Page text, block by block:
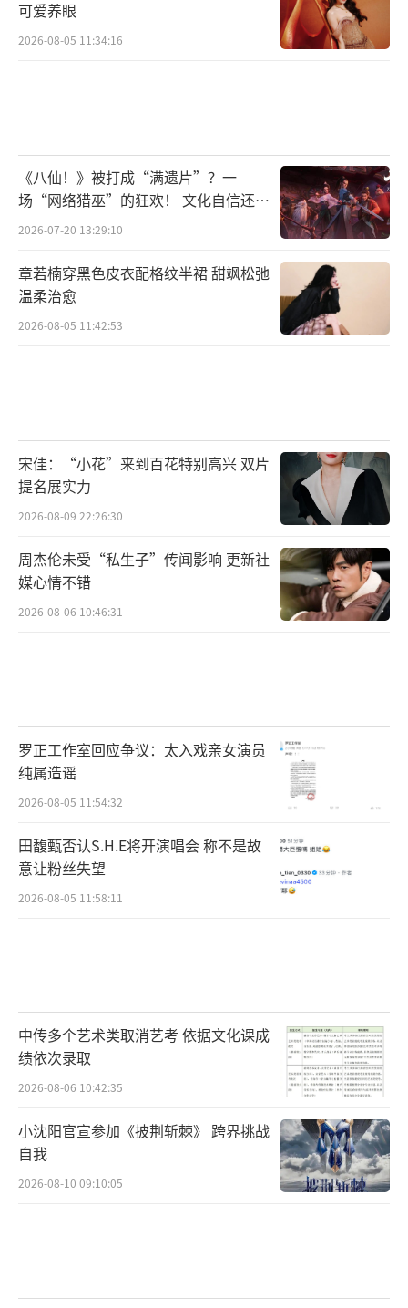
可爱养眼
2026-08-05 11:34:16
《八仙！》被打成“满遗片”？一
场“网络猎巫”的狂欢！ 文化自信还是
焦虑？
2026-07-20 13:29:10
章若楠穿黑色皮衣配格纹半裙 甜飒松弛
温柔治愈
2026-08-05 11:42:53
宋佳：“小花”来到百花特别高兴 双片
提名展实力
2026-08-09 22:26:30
周杰伦未受“私生子”传闻影响 更新社
媒心情不错
2026-08-06 10:46:31
罗正工作室回应争议：太入戏亲女演员
纯属造谣
2026-08-05 11:54:32
田馥甄否认S.H.E将开演唱会 称不是故
意让粉丝失望
2026-08-05 11:58:11
中传多个艺术类取消艺考 依据文化课成
绩依次录取
2026-08-06 10:42:35
小沈阳官宣参加《披荆斩棘》 跨界挑战
自我
2026-08-10 09:10:05